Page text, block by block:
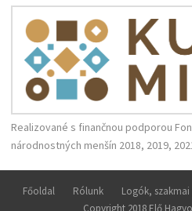
Realizované s finančnou podporou
národnostných menšín 2018, 2019,
Főoldal Rólunk Logók, szakmai